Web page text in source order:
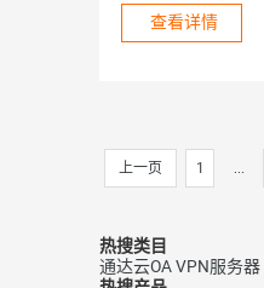
查看详情
上一页 1 ...
热搜类目
通达云OAVPN服务器